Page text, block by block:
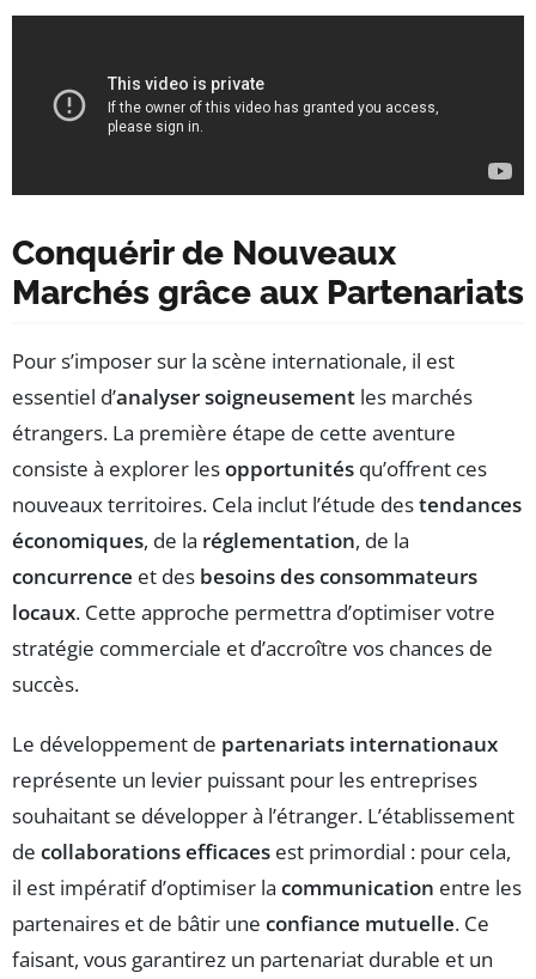
Conquérir de Nouveaux
Marchés grâce aux Partenariats
Pour s’imposer sur la scène internationale, il est
essentiel d’analyser soigneusement les marchés
étrangers. La première étape de cette aventure
consiste à explorer lesopportunités qu’offrent ces
nouveaux territoires. Cela inclut l’étude destendances
économiques, de la réglementation, de la
concurrence et des besoins des consommateurs
locaux. Cette approche permettra d’optimiser votre
stratégie commerciale et d’accroître vos chances de
succès.
Le développement de partenariats internationaux
représente un levier puissant pour les entreprises
souhaitant se développer à l’étranger. L’établissement
de collaborations efficaces est primordial : pour cela,
il est impératif d’optimiser la communication entre les
partenaires et de bâtir une confiance mutuelle. Ce
faisant, vous garantirez un partenariat durable et un